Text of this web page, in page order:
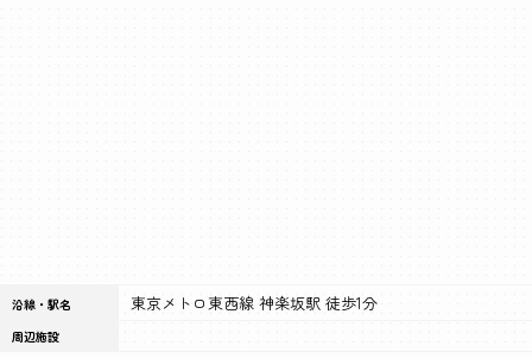
沿線・駅名 東京メトロ東西線 神楽坂駅 徒歩1分
周辺施設